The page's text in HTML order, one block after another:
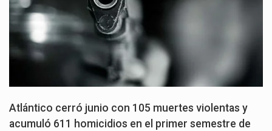
Atlántico cerró junio con 105 muertes violentas y
acumuló 611 homicidios en el primer semestre de